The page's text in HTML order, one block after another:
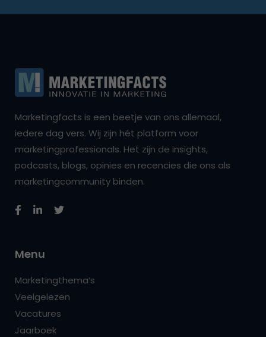
Marketingfacts is een beetje van ons allemaal,
iedere dag vers. Wij zijn hét platform voor
marketingprofessionals. Het zijn de insights,
podcasts, blogs, opinies en recencies die ons als
marketingcommunity binden.
Menu
Marketingthema’s
Veelgelezen
Vacatures
Jaarboek